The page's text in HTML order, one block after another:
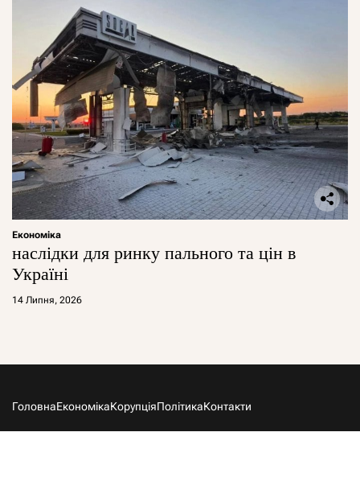
Економіка
наслідки для ринку пального та цін в
Україні
14 Липня, 2026
ГоловнаЕкономікаКорупціяПолітикаКонтакти